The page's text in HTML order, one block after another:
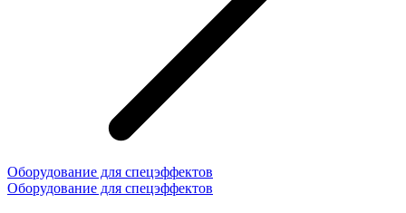
Оборудование для спецэффектов
Оборудование для спецэффектов